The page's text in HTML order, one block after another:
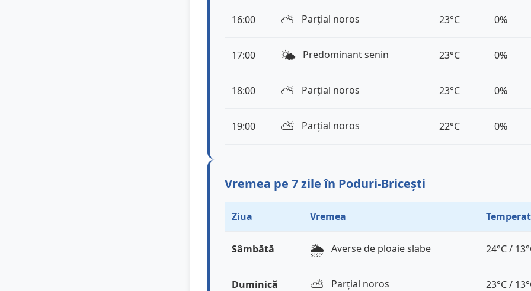
16:00 ⛅️ Parțial noros 23°C 0%
17:00 🌤️ Predominant senin 23°C 0%
18:00 ⛅️ Parțial noros 23°C 0%
19:00 ⛅️ Parțial noros 22°C 0%
Vremea pe 7 zile în Poduri-Bricești
Ziua Vremea
Sâmbătă 🌦️ Averse de ploaie slabe 24°C /
Duminică ⛅️ Parțial noros 23°C /